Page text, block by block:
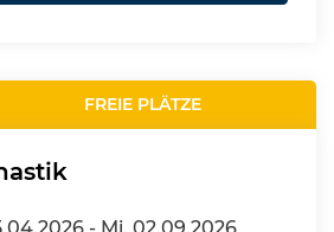
FREIE PLÄTZE